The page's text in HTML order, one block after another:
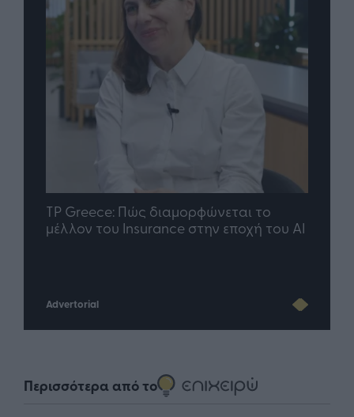
TP Greece: Πώς διαμορφώνεται το
μέλλον του Insurance στην εποχή του AI
Advertorial
Περισσότερα από το